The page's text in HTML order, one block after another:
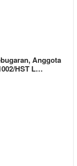
Anggota
HST L…